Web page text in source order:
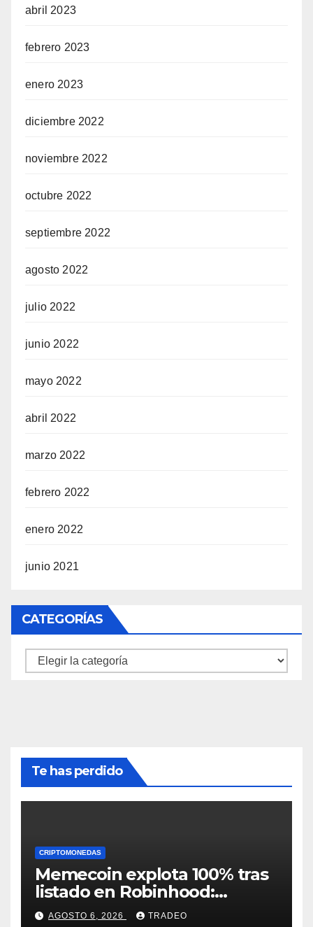
abril 2023
febrero 2023
enero 2023
diciembre 2022
noviembre 2022
octubre 2022
septiembre 2022
agosto 2022
julio 2022
junio 2022
mayo 2022
abril 2022
marzo 2022
febrero 2022
enero 2022
junio 2021
CATEGORÍAS
Categorías
Te has perdido
CRIPTOMONEDAS
Memecoin explota 100% tras
listado en Robinhood:
conoce los detalles
AGOSTO 6, 2026 TRADEO